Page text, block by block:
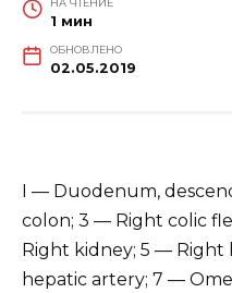
НА ЧТЕНИЕ
1 мин
ОБНОВЛЕНО
02.05.2019
I — Duodenum,
colon; 3 — Right colic
Right kidney; 5 — Right
hepatic artery; 7 —